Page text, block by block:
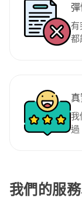
都
我
過
我們的服